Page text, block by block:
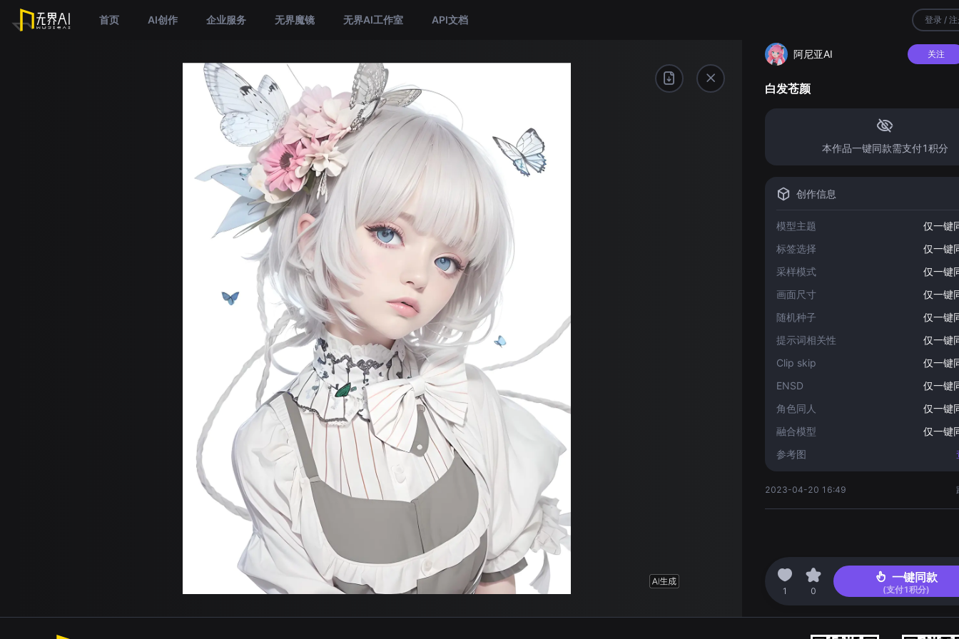
首页 AI创作 企业服务 无界魔镜 无界AI工作室 API文档 登录 /
阿尼亚AI 关注
白发苍颜
本作品一键同款需支付1积分
创作信息
模型主题
仅一键
标签选择
仅一键
采样模式
仅一键
画面尺寸
仅一键
随机种子
仅一键
提示词相关性
仅一键
Clip skip
仅一键
ENSD
仅一键
角色同人
仅一键
融合模型
仅一键
参考图
2023-04-20 16:49
1 0
一键同款
(支付1积分)